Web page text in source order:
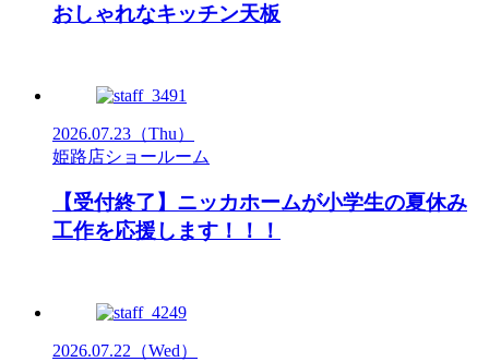
おしゃれなキッチン天板
2026.07.23 （Thu）
姫路店ショールーム
【受付終了】ニッカホームが小学生の夏休み
工作を応援します！！！
2026.07.22 （Wed）